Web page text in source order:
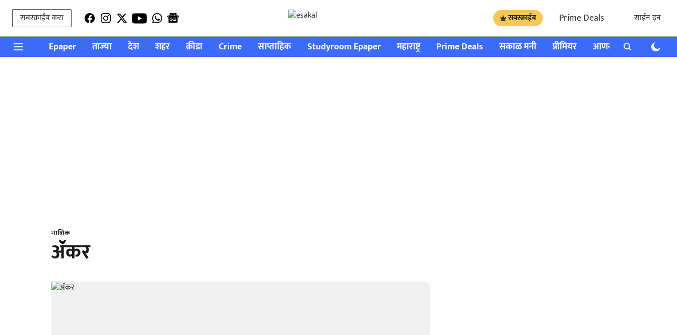
सबस्क्राईब करा सबस्क्राईब Prime Deals साईन इन
Epaper ताज्या देश शहर क्रीडा Crime साप्ताहिक Studyroom Epaper महाराष्ट्र Prime Deals सकाळ मनी प्रीमियर आणखी राशी भविष्य
नाशिक
ॲंकर